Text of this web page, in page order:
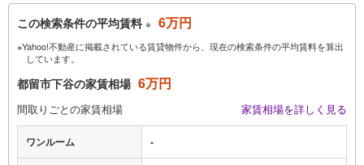
この検索条件の平均賃料 ※ 6万円
※Yahoo!不動産に掲載されている賃貸物件から、現在の検索条件の平均賃料を算出
しています。
都留市下谷の家賃相場 6万円
間取りごとの家賃相場 家賃相場を詳しく見る
ワンルーム -